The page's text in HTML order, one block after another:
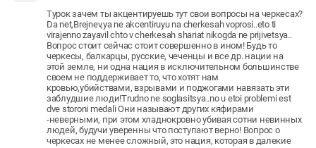
Турок зачем ты акцентируешь тут свои вопросы на черкесах?
Da net,Brejnev,ya ne akcentiruyu na cherkesah voprosi..eto ti
virajenno zayavil chto v cherkesah shariat nikogda ne prijivetsya..
Вопрос стоит сейчас стоит совершенно в ином! Будь то
черкесы, балкарцы, русские, чеченцы и все др. нации на
этой земле, ни одна нация в исключительном большинстве
своем не поддерживает то, что хотят нам
кровью,убийствами, взрывами и поджогами навязать эти
заблудшие люди!Trudno ne soglasitsya..no u etoi problemi est
dve storoni medali Они называют других кяфирами
-неверными, при этом хладнокровно убивая сотни невинных
людей, будучи уверенны что поступают верно! Вопрос о
черкесах не менее сложный, это нация, которая в далекие